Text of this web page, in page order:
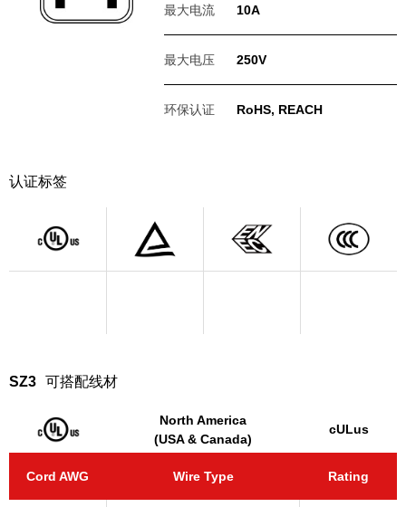
最大电流 10A
最大电压 250V
环保认证 RoHS, REACH
认证标签
SZ3 可搭配线材
North America
(USA & Canada)
cULus
Cord AWG Wire Type Rating